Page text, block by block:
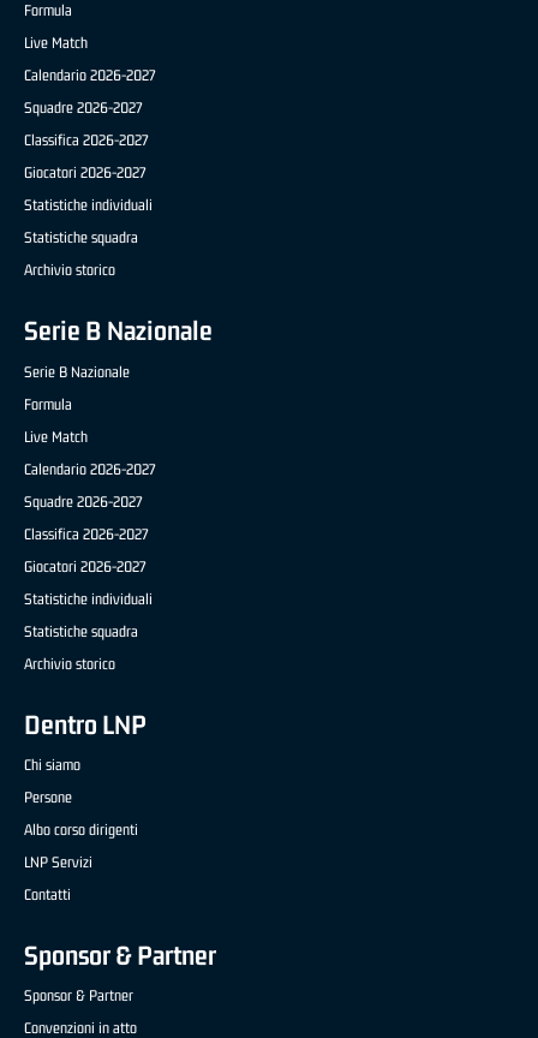
Formula
Live Match
Calendario 2026-2027
Squadre 2026-2027
Classifica 2026-2027
Giocatori 2026-2027
Statistiche individuali
Statistiche squadra
Archivio storico
Serie B Nazionale
Serie B Nazionale
Formula
Live Match
Calendario 2026-2027
Squadre 2026-2027
Classifica 2026-2027
Giocatori 2026-2027
Statistiche individuali
Statistiche squadra
Archivio storico
Dentro LNP
Chi siamo
Persone
Albo corso dirigenti
LNP Servizi
Contatti
Sponsor & Partner
Sponsor & Partner
Convenzioni in atto